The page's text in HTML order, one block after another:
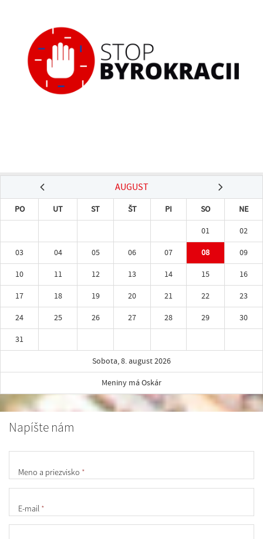
AUGUST
PO UT ST ŠT PI SO
NE
01
02
03
04 05 06 07 08
09
10
11 12 13 14 15
16
17
18 19 20 21 22
23
24
25 26 27 28 29
30
31
Sobota, 8. august 2026
Meniny má Oskár
Napíšte nám
Meno a priezvisko *
E-mail *